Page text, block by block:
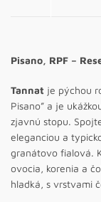
Pisano, RPF –
Tannat je pýchou
Pisano” a je
zjavnú stopu.
eleganciou a
granátovo fialová.
ovocia, korenia a
hladká, s vrstvami